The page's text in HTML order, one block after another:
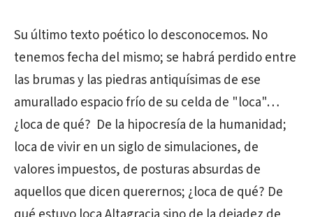
Su último texto poético lo desconocemos. No
tenemos fecha del mismo; se habrá perdido entre
las brumas y las piedras antiquísimas de ese
amurallado espacio frío de su celda de "loca"…
¿loca de qué? De la hipocresía de la humanidad;
loca de vivir en un siglo de simulaciones, de
valores impuestos, de posturas absurdas de
aquellos que dicen querernos; ¿loca de qué? De